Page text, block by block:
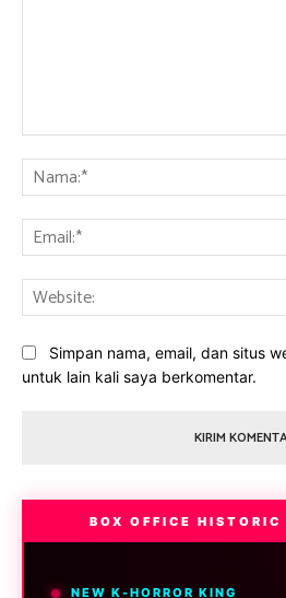
Simpan nama, email, dan situs
untuk lain kali saya berkomentar.
BOX OFFICE HISTORIC
NEW K-HORROR KING